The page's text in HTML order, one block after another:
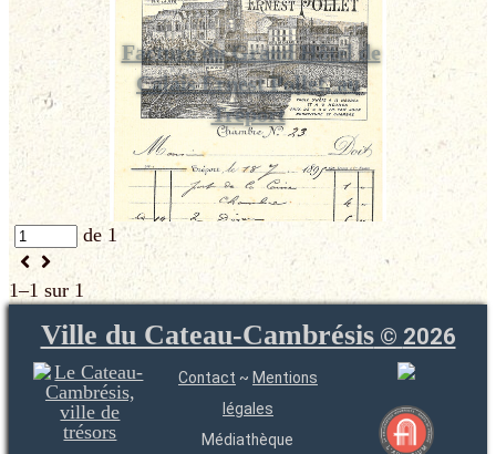
Facture du Grand Hôtel de
Calais Ernest Pollet, au
Tréport
de 1
1–1 sur 1
Ville du Cateau-Cambrésis© 2026
Contact ~ Mentions
légales
Médiathèque